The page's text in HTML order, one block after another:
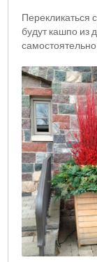
Перекликаться
будут кашпо из